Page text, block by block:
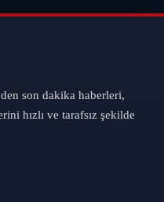
son dakika haberleri,
hızlı ve tarafsız şekilde